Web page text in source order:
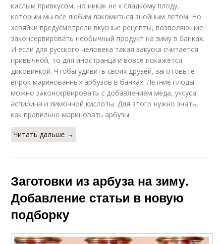
кислым привкусом, но никак не к сладкому плоду,
которым мы все любим лакомиться знойным летом. Но
хозяйки предусмотрели вкусные рецепты, позволяющие
законсервировать необычный продукт на зиму в банках.
И если для русского человека такая закуска считается
привычной, то для иностранца и вовсе покажется
диковинкой. Чтобы удивить своих друзей, заготовьте
впрок маринованных арбузов в банках. Летние плоды
можно законсервировать с добавлением меда, уксуса,
аспирина и лимонной кислоты. Для этого нужно знать,
как правильно мариновать арбузы.
Читать дальше →
Заготовки из арбуза на зиму.
Добавление статьи в новую
подборку